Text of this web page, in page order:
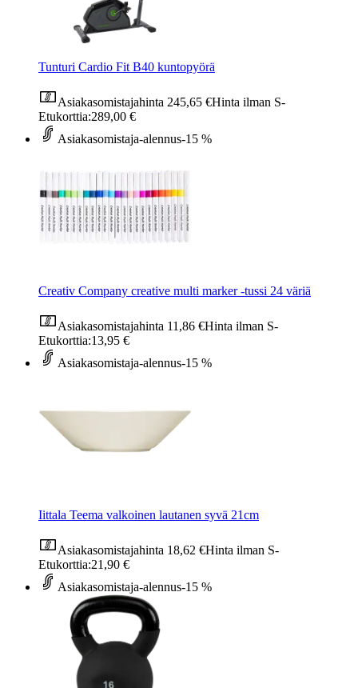
Tunturi Cardio Fit B40 kuntopyörä
Asiakasomistajahinta 245,65 €Hinta ilman S-
Etukorttia:289,00 €
Asiakasomistaja-alennus-15 %
Creativ Company creative multi marker -tussi 24 väriä
Asiakasomistajahinta 11,86 €Hinta ilman S-
Etukorttia:13,95 €
Asiakasomistaja-alennus-15 %
Iittala Teema valkoinen lautanen syvä 21cm
Asiakasomistajahinta 18,62 €Hinta ilman S-
Etukorttia:21,90 €
Asiakasomistaja-alennus-15 %